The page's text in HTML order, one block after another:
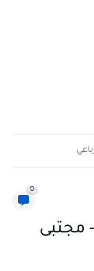
0
- مجتبى